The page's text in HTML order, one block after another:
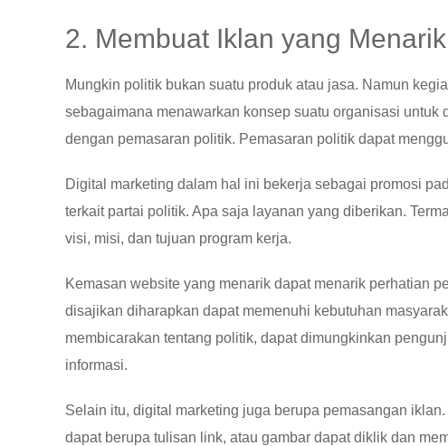
2. Membuat Iklan yang Menarik
Mungkin politik bukan suatu produk atau jasa. Namun
sebagaimana menawarkan konsep suatu organisasi
dengan pemasaran politik. Pemasaran politik dapat
Digital marketing dalam hal ini bekerja sebagai promosi
terkait partai politik. Apa saja layanan yang diberikan.
visi, misi, dan tujuan program kerja.
Kemasan website yang menarik dapat menarik perhatian
disajikan diharapkan dapat memenuhi kebutuhan
membicarakan tentang politik, dapat dimungkinkan
informasi.
Selain itu, digital marketing juga berupa pemasangan
dapat berupa tulisan link, atau gambar dapat diklik dan